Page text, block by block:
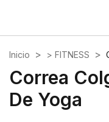
Inicio > > FITNESS >
Correa
De Yoga